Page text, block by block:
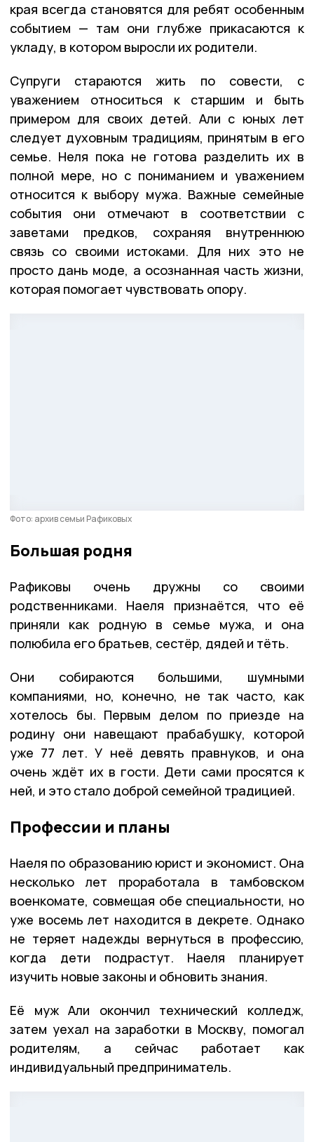
края всегда становятся для ребят особенным
событием — там они глубже прикасаются к
укладу, в котором выросли их родители.
Супруги стараются жить по совести, с
уважением относиться к старшим и быть
примером для своих детей. Али с юных лет
следует духовным традициям, принятым в его
семье. Неля пока не готова разделить их в
полной мере, но с пониманием и уважением
относится к выбору мужа. Важные семейные
события они отмечают в соответствии с
заветами предков, сохраняя внутреннюю
связь со своими истоками. Для них это не
просто дань моде, а осознанная часть жизни,
которая помогает чувствовать опору.
Фото: архив семьи Рафиковых
Большая родня
Рафиковы очень дружны со своими
родственниками. Наеля признаётся, что её
приняли как родную в семье мужа, и она
полюбила его братьев, сестёр, дядей и тёть.
Они собираются большими, шумными
компаниями, но, конечно, не так часто, как
хотелось бы. Первым делом по приезде на
родину они навещают прабабушку, которой
уже 77 лет. У неё девять правнуков, и она
очень ждёт их в гости. Дети сами просятся к
ней, и это стало доброй семейной традицией.
Профессии и планы
Наеля по образованию юрист и экономист. Она
несколько лет проработала в тамбовском
военкомате, совмещая обе специальности, но
уже восемь лет находится в декрете. Однако
не теряет надежды вернуться в профессию,
когда дети подрастут. Наеля планирует
изучить новые законы и обновить знания.
Её муж Али окончил технический колледж,
затем уехал на заработки в Москву, помогал
родителям, а сейчас работает как
индивидуальный предприниматель.